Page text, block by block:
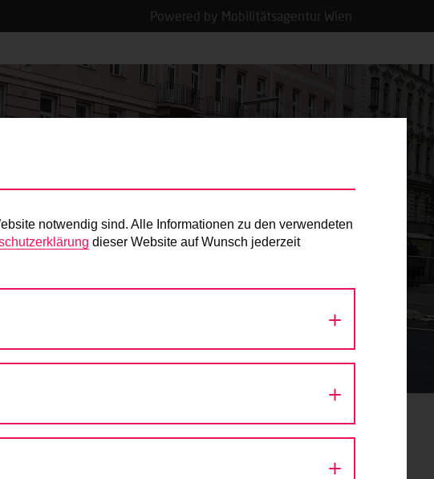
Powered by Mobilitätsagentur Wien
notwendig sind. Alle Informationen zu den verwendeten
dieser Website auf Wunsch jederzeit